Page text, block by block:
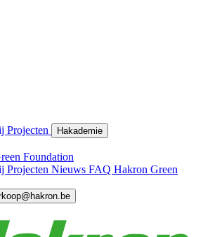
Projecten Hakademie
Foundation
Projecten Nieuws FAQ Hakron Green